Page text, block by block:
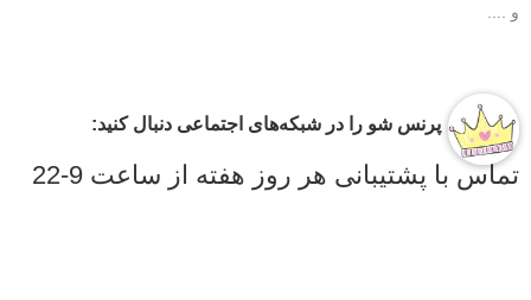
و ....
پرنس شو را در شبکه‌های اجتماعی دنبال کنید:
تماس با پشتیبانی هر روز هفته از ساعت 9-22